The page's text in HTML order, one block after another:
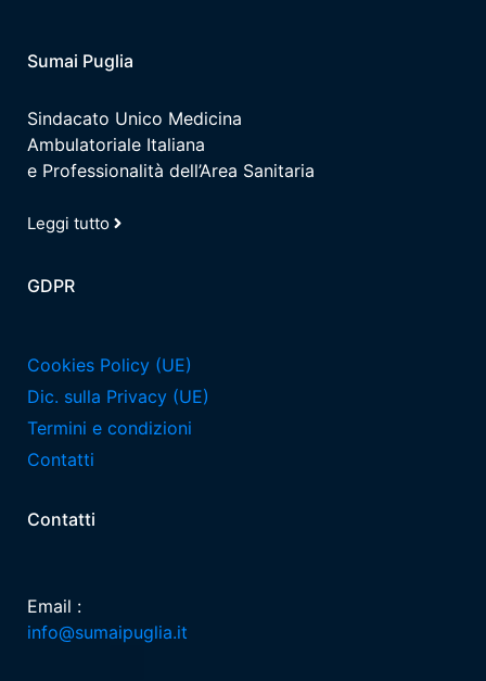
Sumai Puglia
Sindacato Unico Medicina
Ambulatoriale Italiana
e Professionalità dell’Area Sanitaria
Leggi tutto
GDPR
Cookies Policy (UE)
Dic. sulla Privacy (UE)
Termini e condizioni
Contatti
Contatti
Email :
info@sumaipuglia.it